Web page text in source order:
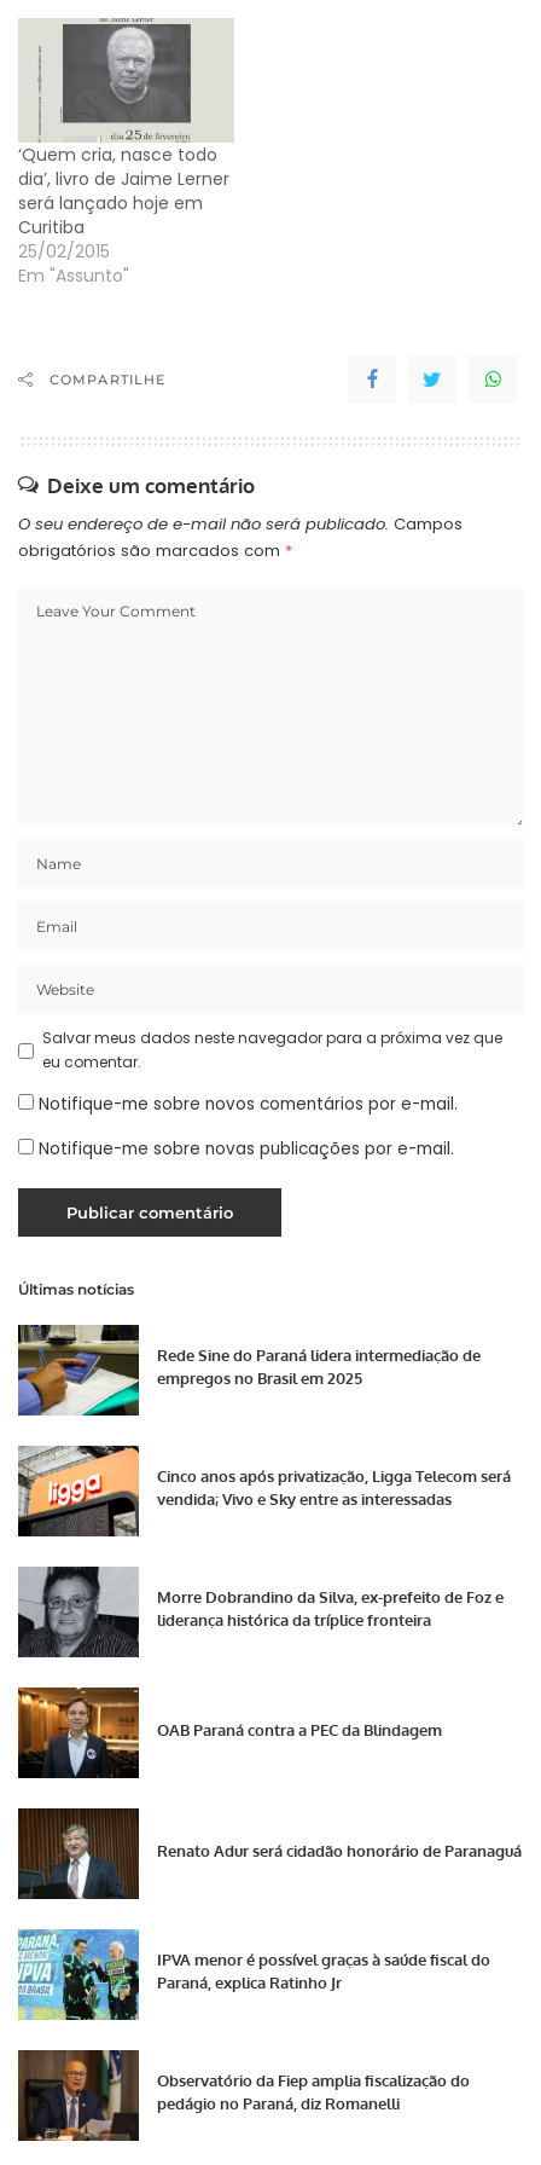
‘Quem cria, nasce todo
dia’, livro de Jaime Lerner
será lançado hoje em
Curitiba
25/02/2015
Em "Assunto"
COMPARTILHE
Deixe um comentário
O seu endereço de e-mail não será publicado. Campos
obrigatórios são marcados com *
Salvar meus dados neste navegador para a próxima vez que
eu comentar.
Notifique-me sobre novos comentários por e-mail.
Notifique-me sobre novas publicações por e-mail.
Últimas notícias
Rede Sine do Paraná lidera intermediação de
empregos no Brasil em 2025
Cinco anos após privatização, Ligga Telecom será
vendida; Vivo e Sky entre as interessadas
Morre Dobrandino da Silva, ex-prefeito de Foz e
liderança histórica da tríplice fronteira
OAB Paraná contra a PEC da Blindagem
Renato Adur será cidadão honorário de Paranaguá
IPVA menor é possível graças à saúde fiscal do
Paraná, explica Ratinho Jr
Observatório da Fiep amplia fiscalização do
pedágio no Paraná, diz Romanelli